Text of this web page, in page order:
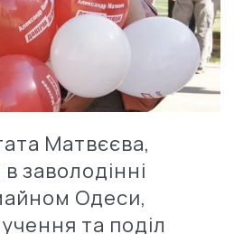
Матвєєва,
заволодінні
Одеси,
та поділ